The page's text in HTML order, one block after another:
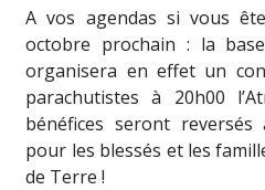
A vos agendas si vous
octobre prochain : la
organisera en effet un
parachutistes à 20h00
bénéfices seront
pour les blessés et les
de Terre !